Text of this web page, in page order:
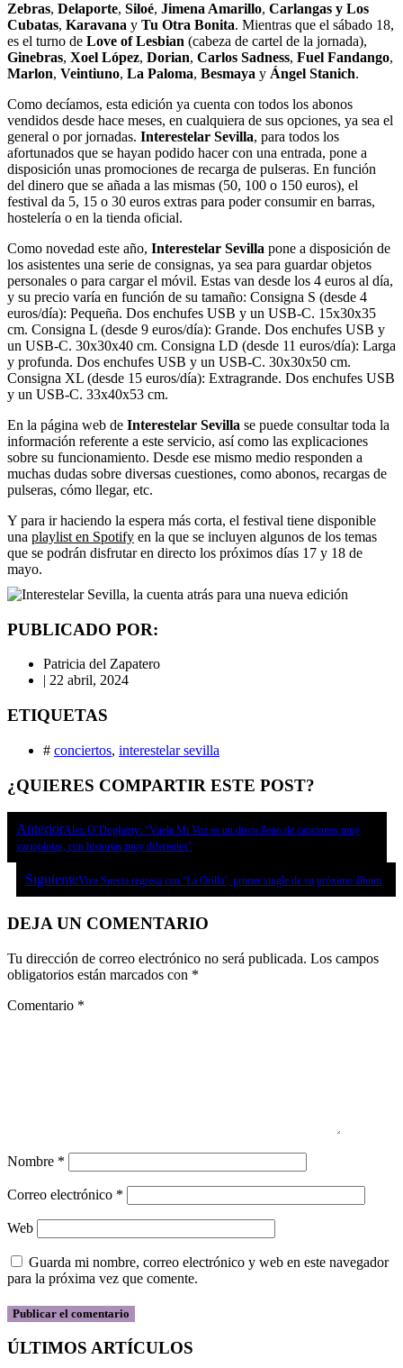
Zebras, Delaporte, Siloé, Jimena Amarillo, Carlangas y Los
Cubatas, Karavana y Tu Otra Bonita. Mientras que el sábado 18,
es el turno de Love of Lesbian (cabeza de cartel de la jornada),
Ginebras, Xoel López, Dorian, Carlos Sadness, Fuel Fandango,
Marlon, Veintiuno, La Paloma, Besmaya y Ángel Stanich.
Como decíamos, esta edición ya cuenta con todos los abonos
vendidos desde hace meses, en cualquiera de sus opciones, ya sea el
general o por jornadas. Interestelar Sevilla, para todos los
afortunados que se hayan podido hacer con una entrada, pone a
disposición unas promociones de recarga de pulseras. En función
del dinero que se añada a las mismas (50, 100 o 150 euros), el
festival da 5, 15 o 30 euros extras para poder consumir en barras,
hostelería o en la tienda oficial.
Como novedad este año, Interestelar Sevilla pone a disposición de
los asistentes una serie de consignas, ya sea para guardar objetos
personales o para cargar el móvil. Estas van desde los 4 euros al día,
y su precio varía en función de su tamaño: Consigna S (desde 4
euros/día): Pequeña. Dos enchufes USB y un USB-C. 15x30x35
cm. Consigna L (desde 9 euros/día): Grande. Dos enchufes USB y
un USB-C. 30x30x40 cm. Consigna LD (desde 11 euros/día): Larga
y profunda. Dos enchufes USB y un USB-C. 30x30x50 cm.
Consigna XL (desde 15 euros/día): Extragrande. Dos enchufes USB
y un USB-C. 33x40x53 cm.
En la página web de Interestelar Sevilla se puede consultar toda la
información referente a este servicio, así como las explicaciones
sobre su funcionamiento. Desde ese mismo medio responden a
muchas dudas sobre diversas cuestiones, como abonos, recargas de
pulseras, cómo llegar, etc.
Y para ir haciendo la espera más corta, el festival tiene disponible
una playlist en Spotify en la que se incluyen algunos de los temas
que se podrán disfrutar en directo los próximos días 17 y 18 de
mayo.
PUBLICADO POR:
Patricia del Zapatero
| 22 abril, 2024
ETIQUETAS
# conciertos, interestelar sevilla
¿QUIERES COMPARTIR ESTE POST?
AnteriorAlex O’Dogherty: “Vuela Mi Voz es un disco lleno de canciones muy
variopintas, con historias muy diferentes”
SiguienteViva Suecia regresa con ‘La Orilla’, primer single de su próximo álbum
DEJA UN COMENTARIO
Tu dirección de correo electrónico no será publicada. Los campos
obligatorios están marcados con *
Comentario *
Nombre *
Correo electrónico *
Web
Guarda mi nombre, correo electrónico y web en este navegador
para la próxima vez que comente.
ÚLTIMOS ARTÍCULOS